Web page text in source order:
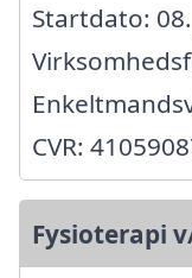
Startdato:
CVR:
Fysioterapi